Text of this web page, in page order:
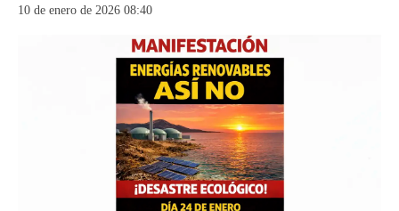
10 de enero de 2026 08:40